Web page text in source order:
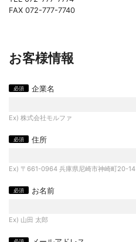
FAX 072-777-7740
お客様情報
企業名
Ex) 株式会社モルファ
住所
Ex) 〒661-0964 兵庫県尼崎市神崎町20-14
お名前
Ex) 山田 太郎